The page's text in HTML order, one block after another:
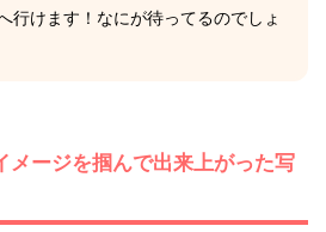
行けます！なにが待ってるのでしょ
メージを掴んで出来上がった写